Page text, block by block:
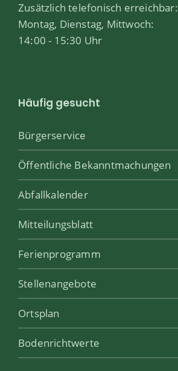
Zusätzlich telefonisch erreichbar:
Montag, Dienstag, Mittwoch:
14:00 - 15:30 Uhr
Häufig gesucht
Bürgerservice
Öffentliche Bekanntmachungen
Abfallkalender
Mitteilungsblatt
Ferienprogramm
Stellenangebote
Ortsplan
Bodenrichtwerte